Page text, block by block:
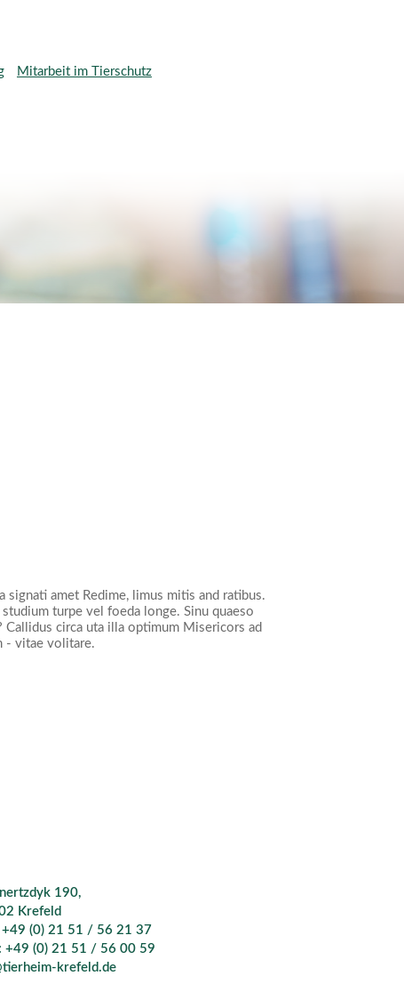
Mitarbeit im Tierschutz
signati amet Redime, limus mitis and ratibus.
turpe vel foeda longe. Sinu quaeso
circa uta illa optimum Misericors ad
- vitae volitare.
190,
Krefeld
+49 (0) 21 51 / 56 21 37
+49 (0) 21 51 / 56 00 59
krefeld.de